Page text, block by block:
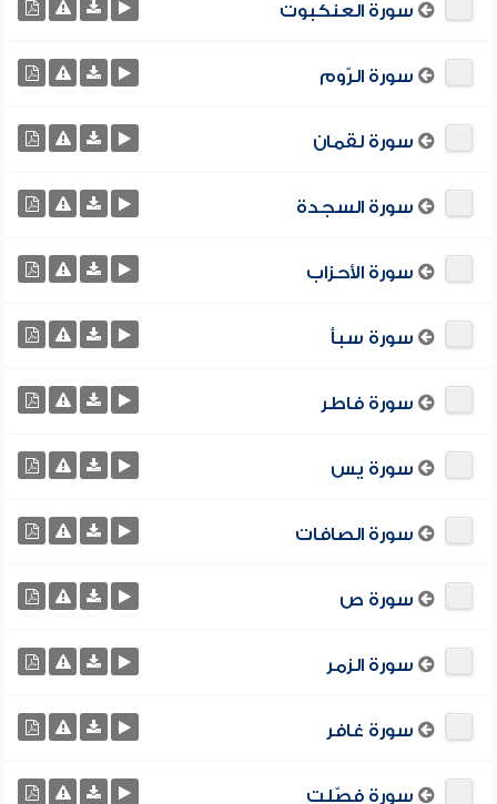
سورة العنكبوت
سورة الرّوم
سورة لقمان
سورة السجدة
سورة الأحزاب
سورة سبأ
سورة فاطر
سورة يس
سورة الصافات
سورة ص
سورة الزمر
سورة غافر
سورة فصّلت